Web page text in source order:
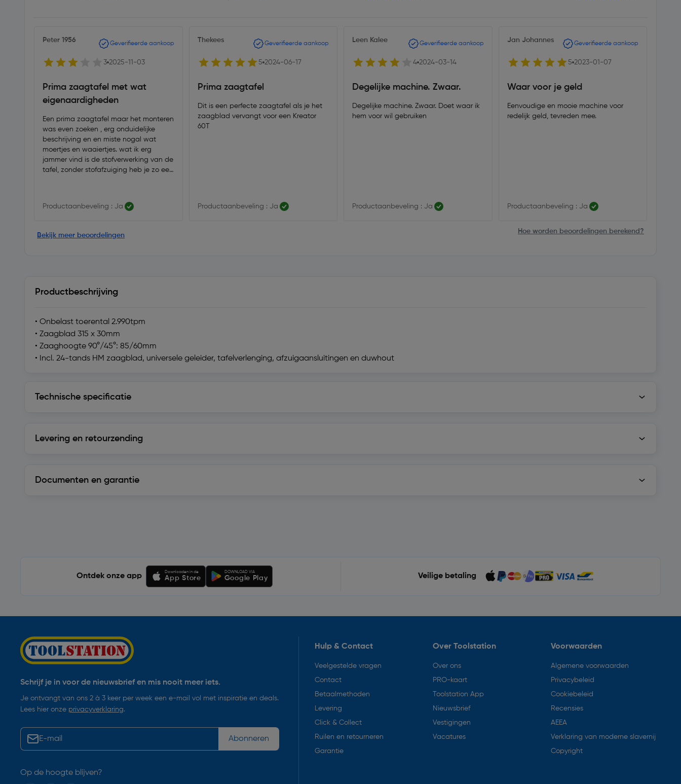
Peter 1956 Geverifieerde aankoop
3 2025-11-03
Prima zaagtafel met wat
eigenaardigheden
Een prima zaagtafel maar het monteren
was even zoeken , erg onduidelijke
beschrijving en en miste nogal wat
moertjes en waaiertjes. wat ik erg
jammer vind is de stofverwerking van de
tafel, zonder stofafzuiging heb je zo een
voor vinden
Productaanbeveling : Ja
Thekees Geverifieerde aankoop
5 2024-06-17
Prima zaagtafel
Dit is een perfecte zaagtafel als je het
zaagblad vervangt voor een Kreator
60T
Productaanbeveling : Ja
Leen Kalee Geverifieerde aankoop
4 2024-03-14
Degelijke machine. Zwaar.
Degelijke machine. Zwaar. Doet waar ik
hem voor wil gebruiken
Productaanbeveling : Ja
Jan Johannes Geverifieerde aankoop
5 2023-01-07
Waar voor je geld
Eenvoudige en mooie machine voor
redelijk geld, tevreden mee.
Productaanbeveling : Ja
Bekijk meer beoordelingen
Hoe worden beoordelingen berekend?
Productbeschrijving
• Onbelast toerental 2.990tpm
• Zaagblad 315 x 30mm
• Zaaghoogte 90°/45°: 85/60mm
• Incl. 24-tands HM zaagblad, universele geleider, tafelverlenging, afzuigaansluitingen en duwhout
Technische specificatie
Levering en retourzending
Documenten en garantie
Ontdek onze app
Downloaden in de
App Store
DOWNLOAD VIA
Google Play Veilige betaling
Schrijf je in voor de nieuwsbrief en mis nooit meer iets.
Je ontvangt van ons 2 à 3 keer per week een e-mail vol met inspiratie en deals.
Lees hier onze privacyverklaring.
Abonneren
Op de hoogte blijven?
Hulp & Contact
Veelgestelde vragen
Contact
Betaalmethoden
Levering
Click & Collect
Ruilen en retourneren
Garantie
Over Toolstation
Over ons
PRO-kaart
Toolstation App
Nieuwsbrief
Vestigingen
Vacatures
Voorwaarden
Algemene voorwaarden
Privacybeleid
Cookiebeleid
Recensies
AEEA
Verklaring van moderne slavernij
Copyright